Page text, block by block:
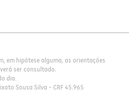
em hipótese alguma, as orientações
ser consultado.
dia.
Sousa Silva - CRF 45.965